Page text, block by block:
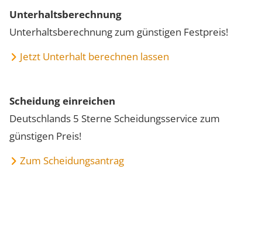
Unterhaltsberechnung
Unterhaltsberechnung zum günstigen Festpreis!
Jetzt Unterhalt berechnen lassen
Scheidung einreichen
Deutschlands 5 Sterne Scheidungsservice zum
günstigen Preis!
Zum Scheidungsantrag